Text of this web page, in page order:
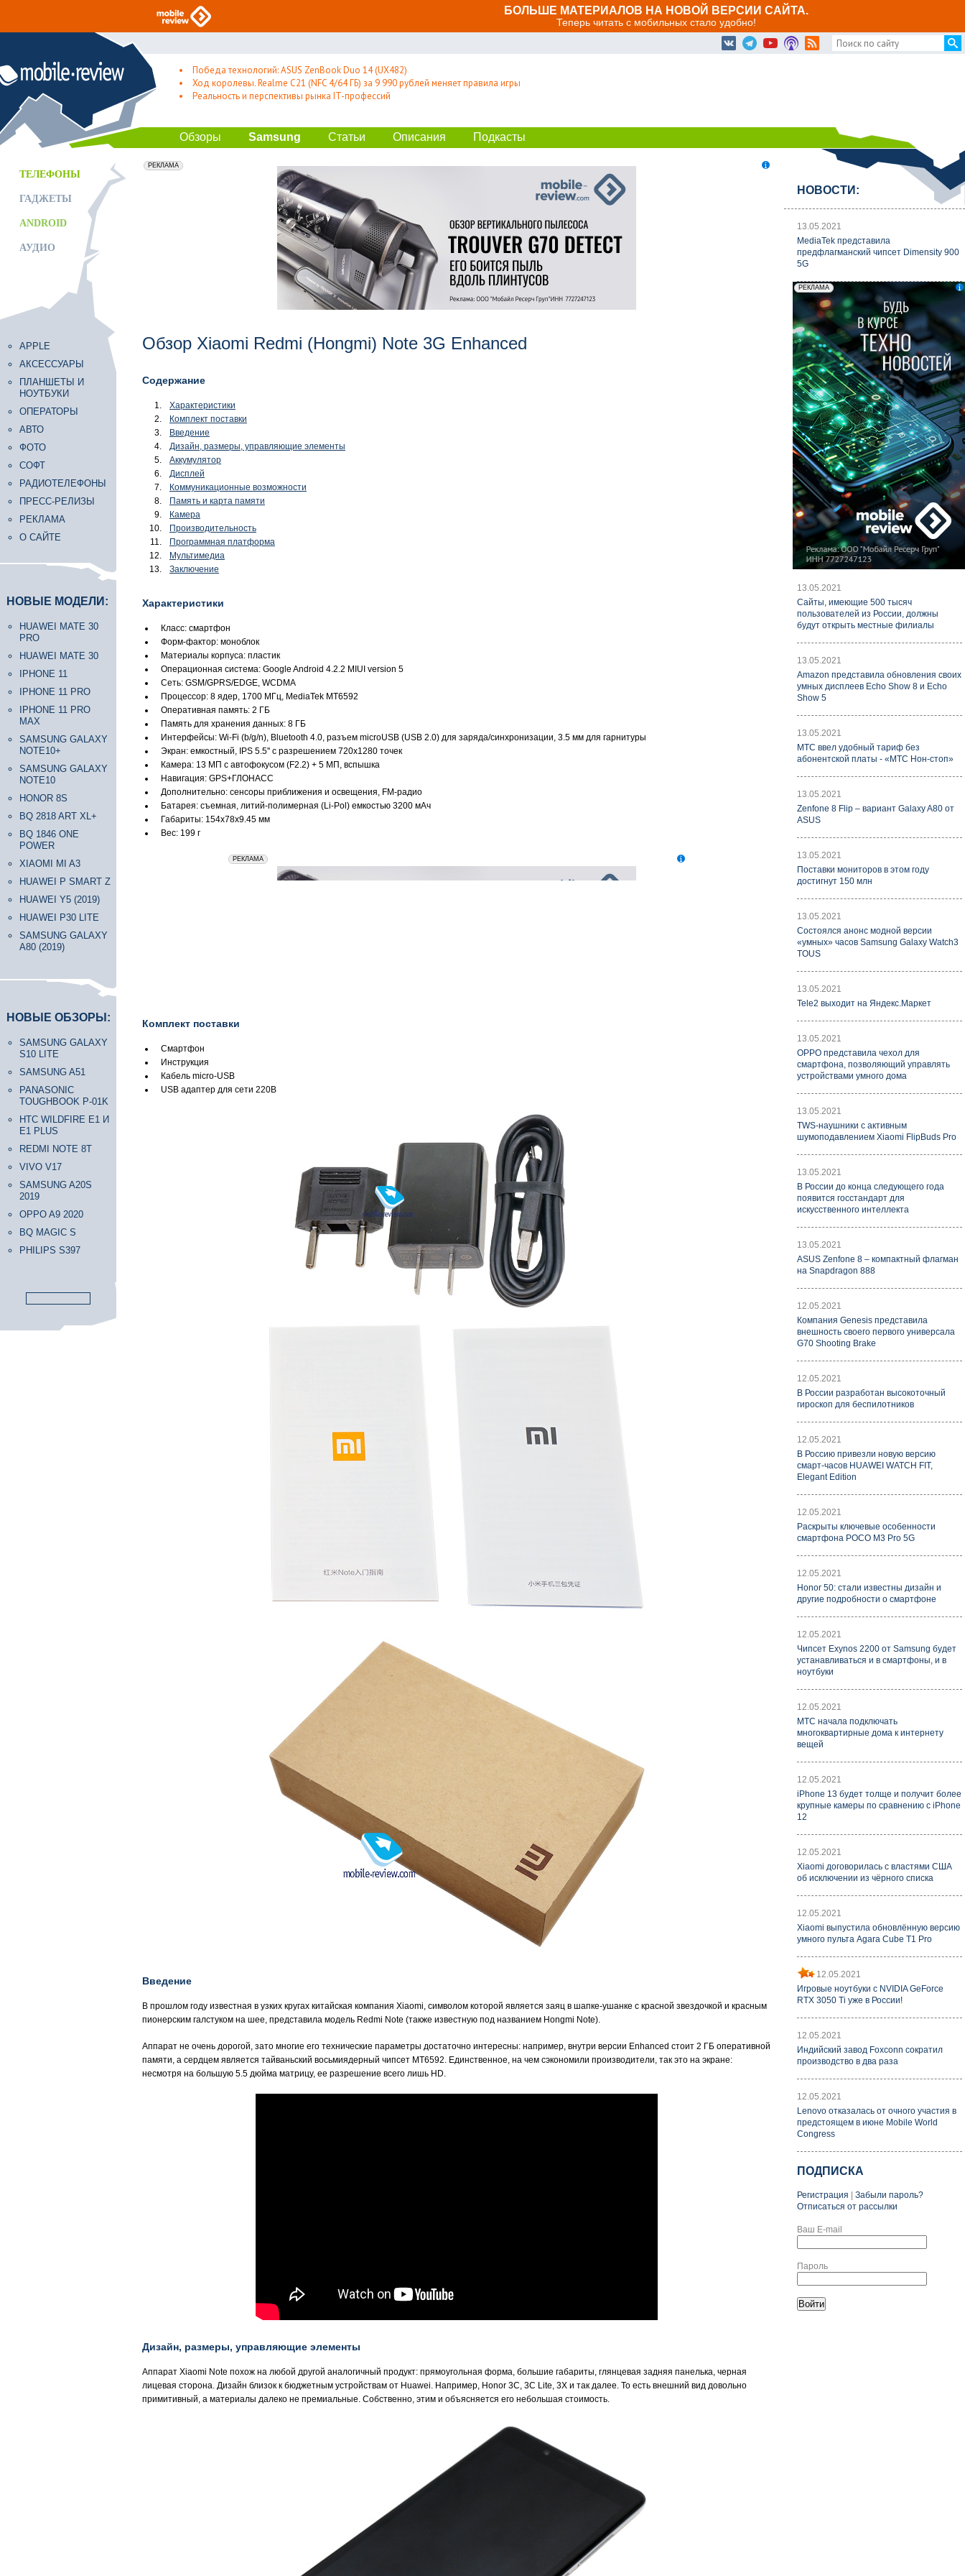
БОЛЬШЕ МАТЕРИАЛОВ НА НОВОЙ ВЕРСИИ САЙТА.
Теперь читать с мобильных стало удобно!
Победа технологий: ASUS ZenBook Duo 14 (UX482)
Ход королевы. Realme C21 (NFC 4/64 ГБ) за 9 990 рублей меняет правила игры
Реальность и перспективы рынка IT-профессий
Обзоры Samsung Статьи Описания Подкасты
ТЕЛЕФОНЫ
ГАДЖЕТЫ
ANDROID
АУДИО
APPLE
АКСЕССУАРЫ
ПЛАНШЕТЫ И
НОУТБУКИ
ОПЕРАТОРЫ
АВТО
ФОТО
СОФТ
РАДИОТЕЛЕФОНЫ
ПРЕСС-РЕЛИЗЫ
РЕКЛАМА
О САЙТЕ
НОВЫЕ МОДЕЛИ:
HUAWEI MATE 30
PRO
HUAWEI MATE 30
IPHONE 11
IPHONE 11 PRO
IPHONE 11 PRO
MAX
SAMSUNG GALAXY
NOTE10+
SAMSUNG GALAXY
NOTE10
HONOR 8S
BQ 2818 ART XL+
BQ 1846 ONE
POWER
XIAOMI MI A3
HUAWEI P SMART Z
HUAWEI Y5 (2019)
HUAWEI P30 LITE
SAMSUNG GALAXY
A80 (2019)
НОВЫЕ ОБЗОРЫ:
SAMSUNG GALAXY
S10 LITE
SAMSUNG A51
PANASONIC
TOUGHBOOK P-01K
HTC WILDFIRE E1 И
E1 PLUS
REDMI NOTE 8T
VIVO V17
SAMSUNG A20S
2019
OPPO A9 2020
BQ MAGIC S
PHILIPS S397
erid: 2VfnxxmNzs5
РЕКЛАМА
Обзор Xiaomi Redmi (Hongmi) Note 3G Enhanced
Содержание
Характеристики
Комплект поставки
Введение
Дизайн, размеры, управляющие элементы
Аккумулятор
Дисплей
Коммуникационные возможности
Память и карта памяти
Камера
Производительность
Программная платформа
Мультимедиа
Заключение
Характеристики
Класс: смартфон
Форм-фактор: моноблок
Материалы корпуса: пластик
Операционная система: Google Android 4.2.2 MIUI version 5
Сеть: GSM/GPRS/EDGE, WCDMA
Процессор: 8 ядер, 1700 МГц, MediaTek MT6592
Оперативная память: 2 ГБ
Память для хранения данных: 8 ГБ
Интерфейсы: Wi-Fi (b/g/n), Bluetooth 4.0, разъем microUSB (USB 2.0) для заряда/синхронизации, 3.5 мм для гарнитуры
Экран: емкостный, IPS 5.5'' с разрешением 720x1280 точек
Камера: 13 МП c автофокусом (F2.2) + 5 МП, вспышка
Навигация: GPS+ГЛОНАСС
Дополнительно: сенсоры приближения и освещения, FM-радио
Батарея: съемная, литий-полимерная (Li-Pol) емкостью 3200 мАч
Габариты: 154x78x9.45 мм
Вес: 199 г
erid: 2VfnxxmNzs5
РЕКЛАМА
Комплект поставки
Смартфон
Инструкция
Кабель micro-USB
USB адаптер для сети 220В
Введение
В прошлом году известная в узких кругах китайская компания Xiaomi, символом которой является заяц в шапке-ушанке с красной звездочкой и красным
пионерским галстуком на шее, представила модель Redmi Note (также известную под названием Hongmi Note).
Аппарат не очень дорогой, зато многие его технические параметры достаточно интересны: например, внутри версии Enhanced стоит 2 ГБ оперативной
памяти, а сердцем является тайваньский восьмиядерный чипсет MT6592. Единственное, на чем сэкономили производители, так это на экране:
несмотря на большую 5.5 дюйма матрицу, ее разрешение всего лишь HD.
Дизайн, размеры, управляющие элементы
Аппарат Xiaomi Note похож на любой другой аналогичный продукт: прямоугольная форма, большие габариты, глянцевая задняя панелька, черная
лицевая сторона. Дизайн близок к бюджетным устройствам от Huawei. Например, Honor 3C, 3C Lite, 3X и так далее. То есть внешний вид довольно
примитивный, а материалы далеко не премиальные. Собственно, этим и объясняется его небольшая стоимость.
НОВОСТИ:
13.05.2021
MediaTek представила
предфлагманский чипсет Dimensity 900
5G
13.05.2021
Cайты, имеющие 500 тысяч
пользователей из России, должны
будут открыть местные филиалы
13.05.2021
Amazon представила обновления своих
умных дисплеев Echo Show 8 и Echo
Show 5
13.05.2021
МТС ввел удобный тариф без
абонентской платы - «МТС Нон-стоп»
13.05.2021
Zenfone 8 Flip – вариант Galaxy A80 от
ASUS
13.05.2021
Поставки мониторов в этом году
достигнут 150 млн
13.05.2021
Состоялся анонс модной версии
«умных» часов Samsung Galaxy Watch3
TOUS
13.05.2021
Tele2 выходит на Яндекс.Маркет
13.05.2021
OPPO представила чехол для
смартфона, позволяющий управлять
устройствами умного дома
13.05.2021
TWS-наушники с активным
шумоподавлением Xiaomi FlipBuds Pro
13.05.2021
В России до конца следующего года
появится госстандарт для
искусственного интеллекта
13.05.2021
ASUS Zenfone 8 – компактный флагман
на Snapdragon 888
12.05.2021
Компания Genesis представила
внешность своего первого универсала
G70 Shooting Brake
12.05.2021
В России разработан высокоточный
гироскоп для беспилотников
12.05.2021
В Россию привезли новую версию
смарт-часов HUAWEI WATCH FIT,
Elegant Edition
12.05.2021
Раскрыты ключевые особенности
смартфона POCO M3 Pro 5G
12.05.2021
Honor 50: стали известны дизайн и
другие подробности о смартфоне
12.05.2021
Чипсет Exynos 2200 от Samsung будет
устанавливаться и в смартфоны, и в
ноутбуки
12.05.2021
МТС начала подключать
многоквартирные дома к интернету
вещей
12.05.2021
iPhone 13 будет толще и получит более
крупные камеры по сравнению с iPhone
12
12.05.2021
Xiaomi договорилась с властями США
об исключении из чёрного списка
12.05.2021
Xiaomi выпустила обновлённую версию
умного пульта Agara Cube T1 Pro
12.05.2021
Игровые ноутбуки с NVIDIA GeForce
RTX 3050 Ti уже в России!
12.05.2021
Индийский завод Foxconn сократил
производство в два раза
12.05.2021
Lenovo отказалась от очного участия в
предстоящем в июне Mobile World
Congress
ПОДПИСКА
Регистрация
Забыли пароль?
Отписаться от рассылки
Ваш E-mail
Пароль